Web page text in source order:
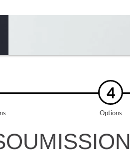
4
Options